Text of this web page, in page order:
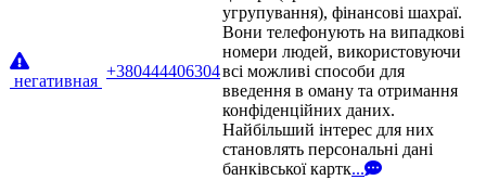
негативная
+380444406304
угрупування), фінансові шахраї.
Вони телефонують на випадкові
номери людей, використовуючи
всі можливі способи для
введення в оману та отримання
конфіденційних даних.
Найбільший інтерес для них
становлять персональні дані
банківської картк...